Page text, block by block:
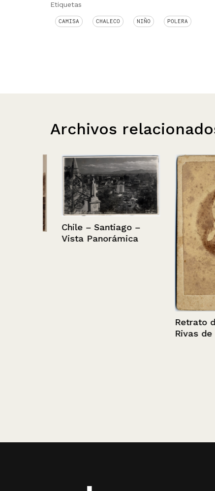
Etiquetas
CAMISA CHALECO NIÑO POLERA
Archivos
Chile – Santiago –
Vista Panorámica
Retrato de
Rivas de